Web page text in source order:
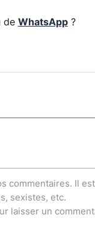
de WhatsApp?